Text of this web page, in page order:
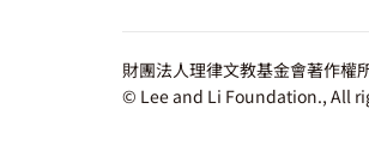
財團法人理律文教基金會著作權
© Lee and Li Foundation., All